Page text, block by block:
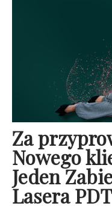
Za
Nowego
Jeden
Lasera